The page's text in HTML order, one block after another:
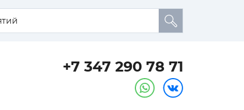
+7 347 290 78 71